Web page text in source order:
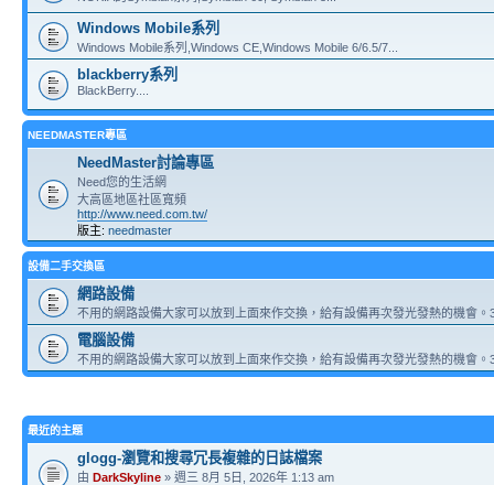
Windows Mobile系列
Windows Mobile系列,Windows CE,Windows Mobile 6/6.5/7...
blackberry系列
BlackBerry....
NEEDMASTER專區
NeedMaster討論專區
Need您的生活網
大高區地區社區寬頻
http://www.need.com.tw/
版主: needmaster
設備二手交換區
網路設備
不用的網路設備大家可以放到上面來作交換，給有設備再次發光發熱的機會。
電腦設備
不用的網路設備大家可以放到上面來作交換，給有設備再次發光發熱的機會。
最近的主題
glogg-瀏覽和搜尋冗長複雜的日誌檔案
由 DarkSkyline » 週三 8月 5日, 2026年 1:13 am